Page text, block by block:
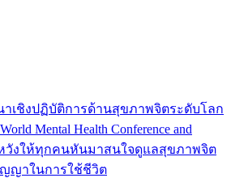
เชิงปฏิบัติการด้านสุขภาพจิตระดับโลก
Mental Health Conference and
งหวังให้ทุกคนหันมาสนใจดูแลสุขภาพจิต
ญาในการใช้ชีวิต